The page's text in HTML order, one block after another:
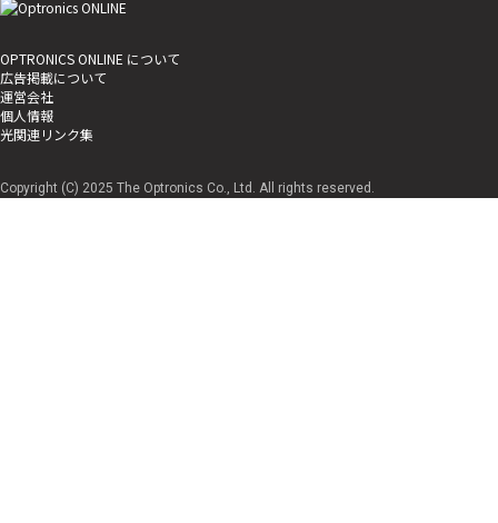
OPTRONICS ONLINE について
広告掲載について
運営会社
個人情報
光関連リンク集
Copyright (C) 2025 The Optronics Co., Ltd. All rights reserved.